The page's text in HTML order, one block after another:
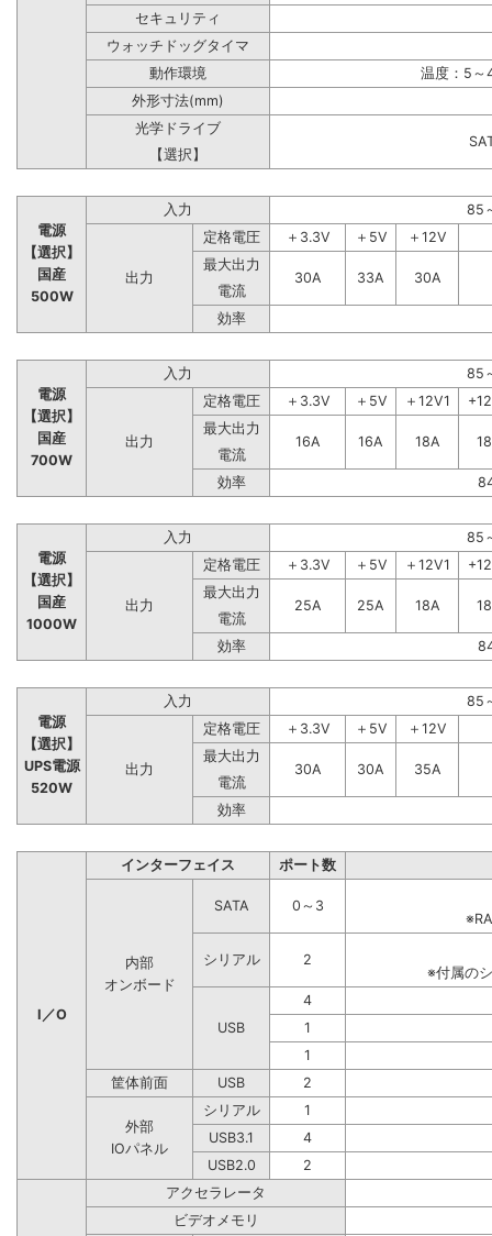
セキュリティ
ウォッチドッグタイマ
動作環境
温度：5
外形寸法(mm)
光学ドライブ
【選択】
電源
【選択】
国産
500W
入力 85
出力
定格電圧 ＋3.3V ＋5V
＋12V
最大出力
30A
33A
30A
電流
効率
電源
【選択】
国産
700W
入力 85
出力
定格電圧 ＋3.3V ＋5V ＋12V1
最大出力
16A
16A 18A
電流
効率
電源
【選択】
国産
1000W
入力 85
出力
定格電圧 ＋3.3V ＋5V ＋12V1
最大出力
25A
25A 18A
電流
効率
電源
【選択】
UPS電源
520W
入力 85
出力
定格電圧 ＋3.3V ＋5V
＋12V
最大出力
30A
30A
35A
電流
効率
I／O
インターフェイス ポート数
内部
オンボード
SATA
0～3
シリアル
2
※付属の
USB
4
1
1
筐体前面
USB 2
外部
IOパネル
シリアル
1
USB3.1
4
USB2.0
2
アクセラレータ
ビデオメモリ